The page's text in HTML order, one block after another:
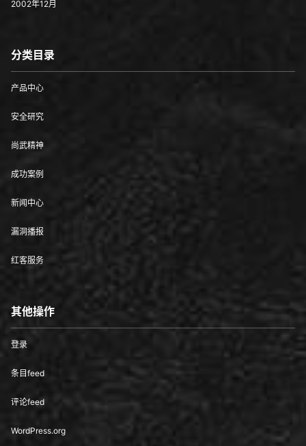
2002年12月
分类目录
产品中心
安全研究
尚武精神
成功案例
新闻中心
漏洞播报
红客服务
其他操作
登录
条目feed
评论feed
WordPress.org